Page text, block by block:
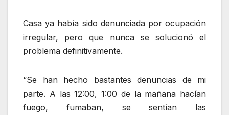
Casa ya había sido denunciada por ocupación
irregular, pero que nunca se solucionó el
problema definitivamente.
“Se han hecho bastantes denuncias de mi
parte. A las 12:00, 1:00 de la mañana hacían
fuego, fumaban, se sentían las